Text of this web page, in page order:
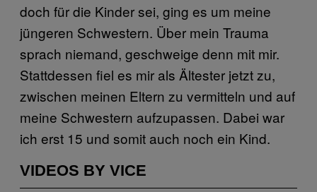
doch für die Kinder sei, ging es um meine
jüngeren Schwestern. Über mein Trauma
sprach niemand, geschweige denn mit mir.
Stattdessen fiel es mir als Ältester jetzt zu,
zwischen meinen Eltern zu vermitteln und auf
meine Schwestern aufzupassen. Dabei war
ich erst 15 und somit auch noch ein Kind.
VIDEOS BY VICE